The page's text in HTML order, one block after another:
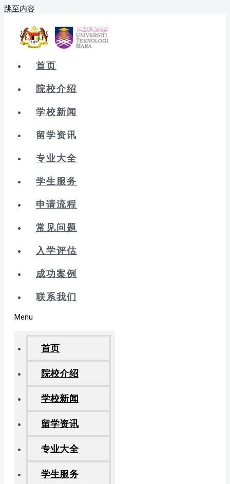
跳至内容
首页
院校介绍
学校新闻
留学资讯
专业大全
学生服务
申请流程
常见问题
入学评估
成功案例
联系我们
Menu
首页
院校介绍
学校新闻
留学资讯
专业大全
学生服务